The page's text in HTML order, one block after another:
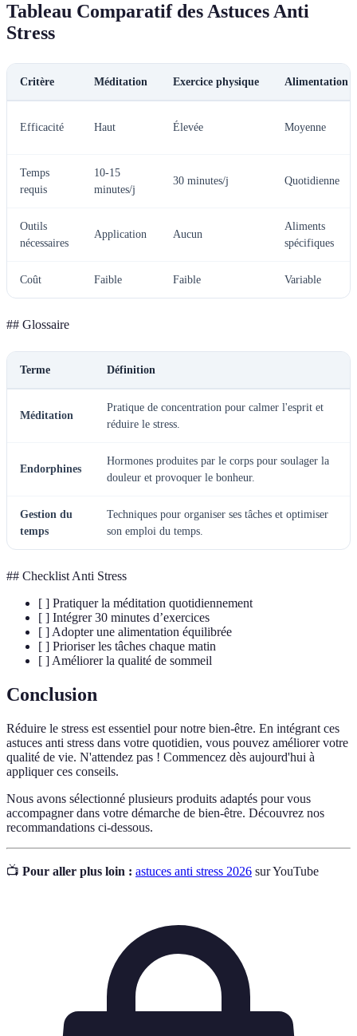
Tableau Comparatif des Astuces Anti
Stress
Critère Méditation Exercice physique Alimentation
Efficacité Haut Élevée Moyenne
Temps
requis
10-15
minutes/j
30 minutes/j Quotidienne
Outils
nécessaires
Application Aucun
Aliments
spécifiques
Coût Faible Faible Variable
## Glossaire
Terme Définition
Méditation
Pratique de concentration pour calmer l'esprit et
réduire le stress.
Endorphines
Hormones produites par le corps pour soulager la
douleur et provoquer le bonheur.
Gestion du
temps
Techniques pour organiser ses tâches et optimiser
son emploi du temps.
## Checklist Anti Stress
[ ] Pratiquer la méditation quotidiennement
[ ] Intégrer 30 minutes d’exercices
[ ] Adopter une alimentation équilibrée
[ ] Prioriser les tâches chaque matin
[ ] Améliorer la qualité de sommeil
Conclusion
Réduire le stress est essentiel pour notre bien-être. En intégrant ces
astuces anti stress dans votre quotidien, vous pouvez améliorer votre
qualité de vie. N'attendez pas ! Commencez dès aujourd'hui à
appliquer ces conseils.
Nous avons sélectionné plusieurs produits adaptés pour vous
accompagner dans votre démarche de bien-être. Découvrez nos
recommandations ci-dessous.
📺 Pour aller plus loin : astuces anti stress 2026 sur YouTube